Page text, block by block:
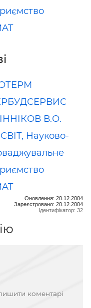
В.О.
Науково-
Оновлення: 20.12.2004
Зареєстровано: 20.12.2004
Ідентифікатор: 32
коментарі